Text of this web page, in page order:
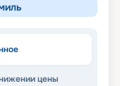
цены